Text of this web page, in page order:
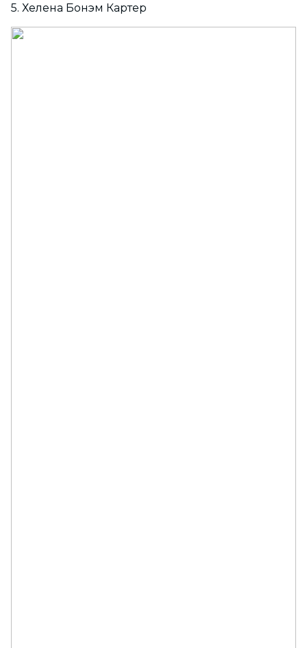
5. Хелена Бонэм Картер